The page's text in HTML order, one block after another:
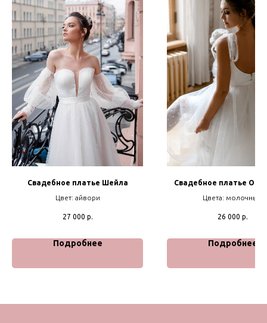
Свадебное платье Шейла
Цвет: айвори
27 000 р.
Подробнее
Свадебное платье
Цвета: молочный
26 000 р.
Подробнее